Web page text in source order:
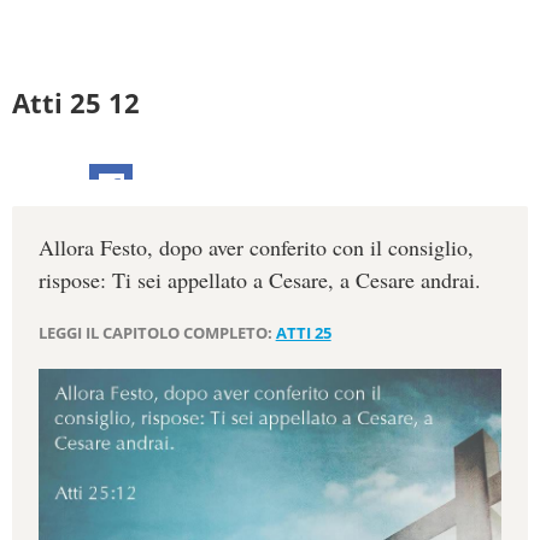
Atti 25 12
Allora Festo, dopo aver conferito con il consiglio,
rispose: Ti sei appellato a Cesare, a Cesare andrai.
LEGGI IL CAPITOLO COMPLETO: ATTI 25